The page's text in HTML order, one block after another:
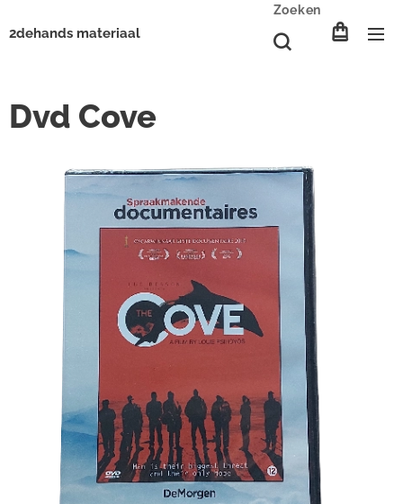
2dehands materiaal
Zoeken
Dvd Cove